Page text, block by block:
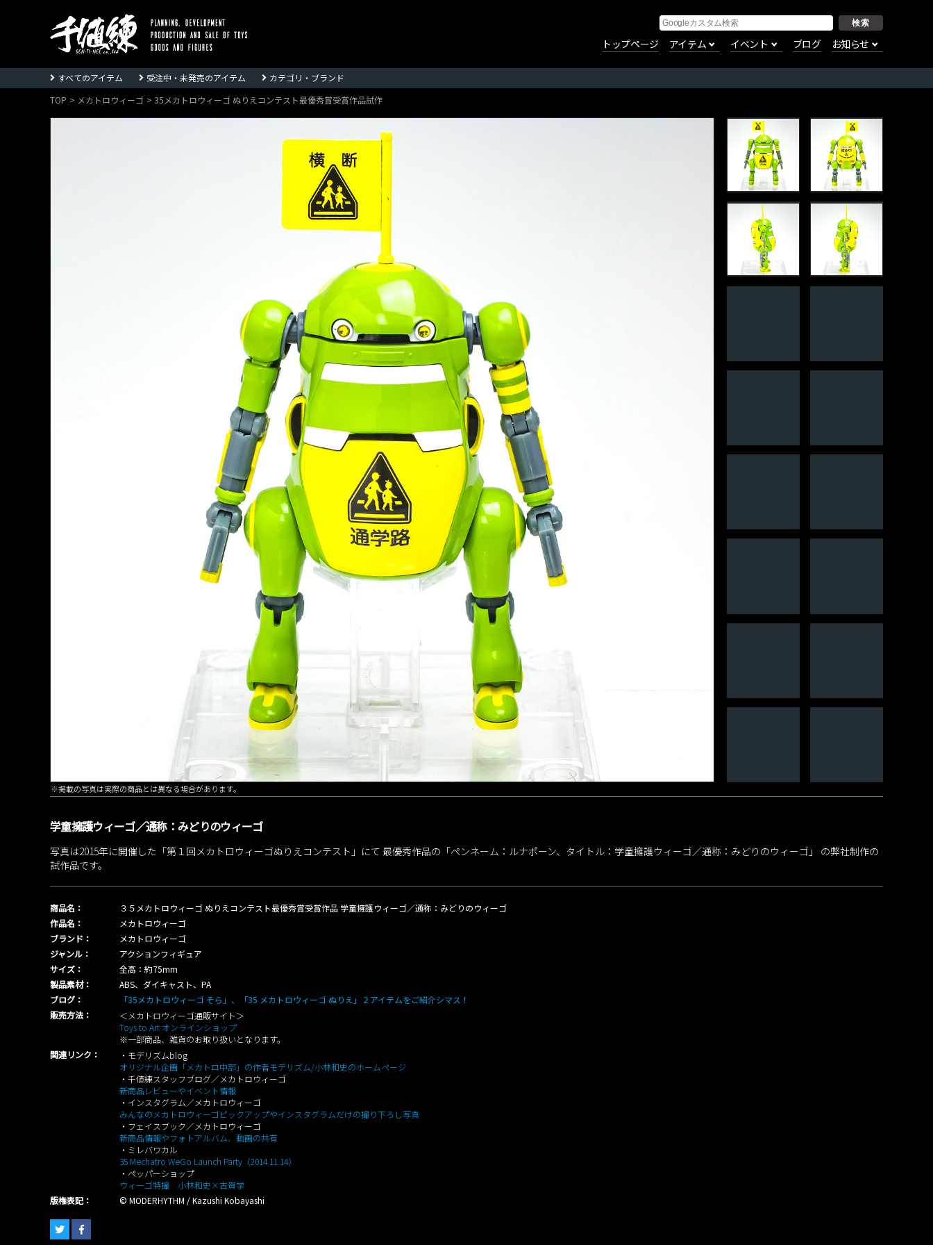
式
会
社
千
練
トップページ アイテム イベント ブログ お知らせ
すべてのアイテム 受注中・未発売のアイテム
カテゴリ・ブランド
TOP
メカトロウィーゴ 35メカトロウィーゴ ぬりえコンテスト最優秀賞受賞作品試作
※掲載の写真は実際の商品とは異なる場合があります。
学童擁護ウィーゴ／通称：みどりのウィーゴ
写真は2015年に開催した「第１回メカトロウィーゴぬりえコンテスト」にて 最優秀作品の「ペンネーム：ルナポーン、タイトル：学童擁護ウィーゴ／通称：みどりのウィーゴ」 の弊社制作の
試作品です。
商品名：
３５メカトロウィーゴ ぬりえコンテスト最優秀賞受賞作品 学童擁護ウィーゴ／通称：みどりのウィーゴ
作品名：
メカトロウィーゴ
ブランド：
メカトロウィーゴ
ジャンル：
アクションフィギュア
サイズ：
全高：約75mm
製品素材：
ABS、ダイキャスト、PA
ブログ：
「35メカトロウィーゴ そら」、「35 メカトロウィーゴ ぬりえ」２アイテムをご紹介シマス！
販売方法：
＜メカトロウィーゴ通販サイト＞
Toys to Art オンラインショップ
※一部商品、雑貨のお取り扱いとなります。
関連リンク：
・モデリズムblog
オリジナル企画「メカトロ中部」の作者モデリズム/小林和史のホームページ
・千値練スタッフブログ／メカトロウィーゴ
新商品レビューやイベント情報
・インスタグラム／メカトロウィーゴ
みんなのメカトロウィーゴピックアップやインスタグラムだけの撮り下ろし写真
・フェイスブック／メカトロウィーゴ
新商品情報やフォトアルバム、動画の共有
・ミレバワカル
35 Mechatro WeGo Launch Party（2014.11.14）
・ペッパーショップ
ウィーゴ特撮 小林和史×古賀学
版権表記：
© MODERHYTHM / Kazushi Kobayashi